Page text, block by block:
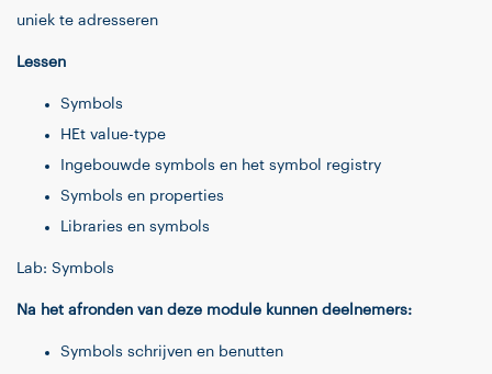
uniek te adresseren
Lessen
Symbols
HEt value-type
Ingebouwde symbols en het symbol registry
Symbols en properties
Libraries en symbols
Lab: Symbols
Na het afronden van deze module kunnen deelnemers:
Symbols schrijven en benutten